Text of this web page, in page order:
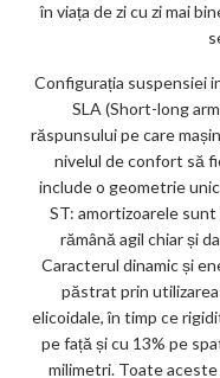
în viața de zi cu zi mai
Configurația suspensiei
SLA (Short-long
răspunsului pe care
nivelul de confort să
include o geometrie
ST: amortizoarele
rămână agil chiar și
Caracterul dinamic și
păstrat prin
elicoidale, în timp ce
pe față și cu 13% pe
milimetri. Toate